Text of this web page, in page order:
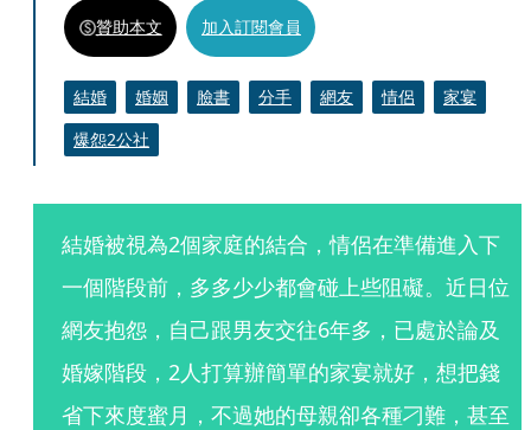
贊助本文 加入訂閱會員
結婚 婚姻 臉書 分手 網友 情侶
家宴
爆怨2公社
結婚被視為2個家庭的結合，情侶在準備進入下
一個階段前，多多少少都會碰上些阻礙。近日位
網友抱怨，自己跟男友交往6年多，已處於論及
婚嫁階段，2人打算辦簡單的家宴就好，想把錢
省下來度蜜月，不過她的母親卻各種刁難，甚至